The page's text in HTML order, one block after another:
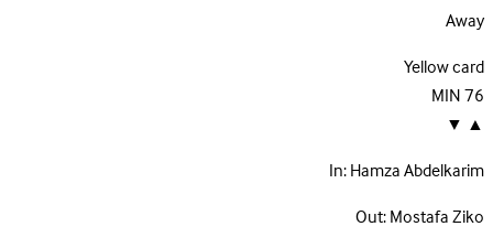
Away
Yellow card
76
MIN
▲
▼
In:Hamza Abdelkarim
Out:Mostafa Ziko